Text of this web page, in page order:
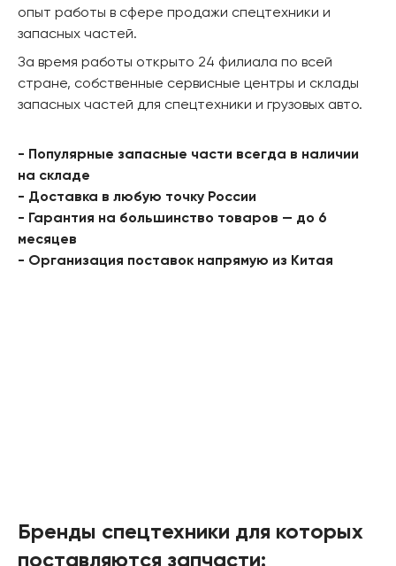
опыт работы в сфере продажи спецтехники и
запасных частей.
За время работы открыто 24 филиала по всей
стране, собственные сервисные центры и склады
запасных частей для спецтехники и грузовых авто.
- Популярные запасные части всегда в наличии
на складе
- Доставка в любую точку России
- Гарантия на большинство товаров — до 6
месяцев
- Организация поставок напрямую из Китая
Бренды спецтехники для которых
поставляются запчасти: